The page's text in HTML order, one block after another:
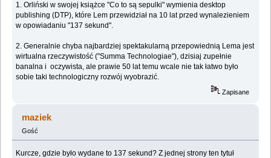
1. Orliński w swojej książce "Co to są sepulki" wymienia desktop
publishing (DTP), które Lem przewidział na 10 lat przed wynalezieniem
w opowiadaniu "137 sekund".
2. Generalnie chyba najbardziej spektakularną przepowiednią Lema jest
wirtualna rzeczywistość ("Summa Technologiae"), dzisiaj zupełnie
banalna i oczywista, ale prawie 50 lat temu wcale nie tak łatwo było
sobie taki technologiczny rozwój wyobrazić.
Zapisane
maziek
Gość
Kurcze, gdzie było wydane to 137 sekund? Z jednej strony ten tytuł